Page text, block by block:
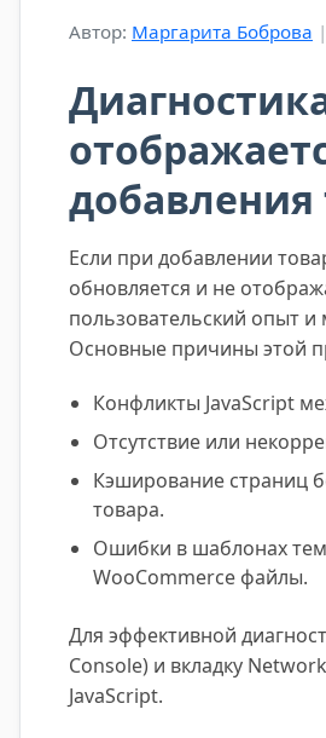
Автор: Маргарита Боброва |
добавления
Если при добавлении
обновляется и не
пользовательский опыт
Основные причины этой
Конфликты JavaScript
Отсутствие или
Кэширование страниц
товара.
Ошибки в шаблонах
WooCommerce файлы.
Для эффективной
Console) и вкладку
JavaScript.